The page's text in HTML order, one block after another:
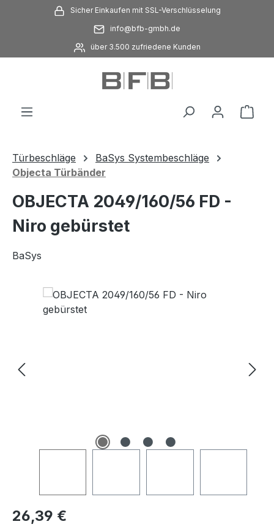
Zum Hauptinhalt springenSicher Einkaufen mit SSL-Verschlüsselung
info@bfb-gmbh.de
über 3.500 zufriedene Kunden
Türbeschläge
BaSys Systembeschläge
Objecta Türbänder
OBJECTA 2049/160/56 FD -
Niro gebürstet
BaSys
Regulärer Preis:
26,39 €